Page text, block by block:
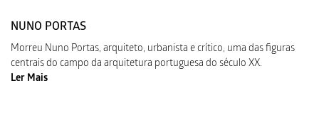
NUNO PORTAS
Morreu Nuno Portas, arquiteto, urbanista e crítico, uma das figuras
centrais do campo da arquitetura portuguesa do século XX.
Ler Mais